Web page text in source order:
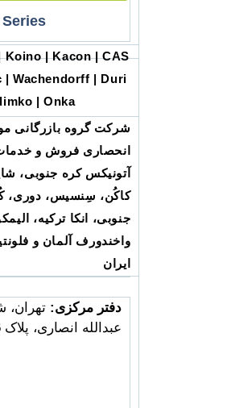
Series
| Kacon | CAS
| Wachendorff | Duri
| Onka
شرکت گروه بازرگانی
انحصاری فروش و
آتونیکس کره جنوبی،
کاکُن، سِنسیس، دوری،
جنوبی، انکا ترکیه،
واخندورف آلمان و
ایران
دفتر مرکزی: تهران،
عبدالله انصاری، پلاک 116 واحد 2